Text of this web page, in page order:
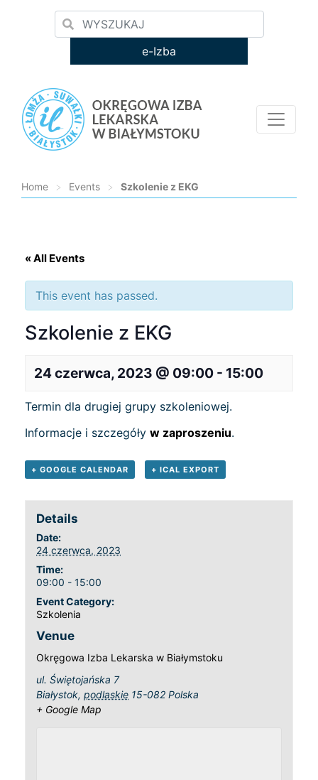
e-Izba
Home > Events > Szkolenie z EKG
« All Events
This event has passed.
Szkolenie z EKG
24 czerwca, 2023 @ 09:00 - 15:00
Termin dla drugiej grupy szkoleniowej.
Informacje i szczegóły w zaproszeniu.
+ GOOGLE CALENDAR + ICAL EXPORT
Details
Date:
24 czerwca, 2023
Time:
09:00 - 15:00
Event Category:
Szkolenia
Venue
Okręgowa Izba Lekarska w Białymstoku
ul. Świętojańska 7
Białystok, podlaskie 15-082 Polska
+ Google Map